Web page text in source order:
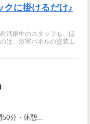
クに掛けるだけ♪
活躍中のスタッフも、ほ
分・休憩...